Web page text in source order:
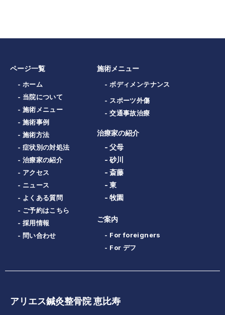
ページ一覧
- ホーム
- 当院について
- 施術メニュー
- 施術事例
- 施術方法
- 症状別の対処法
- 治療家の紹介
- アクセス
- ニュース
- よくある質問
- ご予約はこちら
- 採用情報
- 問い合わせ
施術メニュー
- ボディメンテナンス
- スポーツ外傷
- 交通事故治療
治療家の紹介
- 父母
- 砂川
- 斎藤
- 東
- 牧園
ご案内
- For foreigners
- For デフ
アリエス鍼灸整骨院 恵比寿